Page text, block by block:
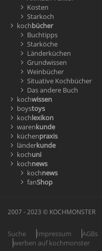
Kosten
Starkoch
kochbücher
Buchtipps
Starköche
Länderküchen
Grundwissen
Weinbücher
Situative Kochbücher
Das andere Buch
kochwissen
boystoys
kochlexikon
warenkunde
küchenpraxis
länderkunde
kochuni
kochnews
kochnews
fanShop
2007 - 2023 © KOCHMONSTER
Suche Impressum AGBs
werben auf kochmonster